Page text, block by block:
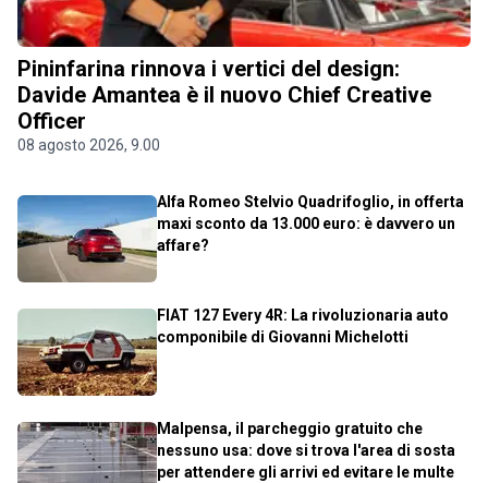
Pininfarina rinnova i vertici del design:
Davide Amantea è il nuovo Chief Creative
Officer
08 agosto 2026, 9.00
Alfa Romeo Stelvio Quadrifoglio, in offerta
maxi sconto da 13.000 euro: è davvero un
affare?
FIAT 127 Every 4R: La rivoluzionaria auto
componibile di Giovanni Michelotti
Malpensa, il parcheggio gratuito che
nessuno usa: dove si trova l'area di sosta
per attendere gli arrivi ed evitare le multe